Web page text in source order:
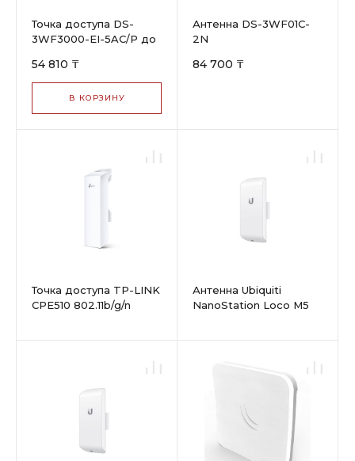
Точка доступа DS-
3WF3000-EI-5AC/P до
54 810 ₸
В КОРЗИНУ
Антенна DS-3WF01C-
2N
84 700 ₸
Точка доступа TP-LINK
CPE510 802.11b/g/n
Антенна Ubiquiti
NanoStation Loco M5